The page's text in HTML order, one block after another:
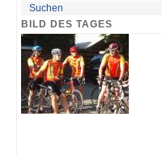
Suchen
BILD DES TAGES